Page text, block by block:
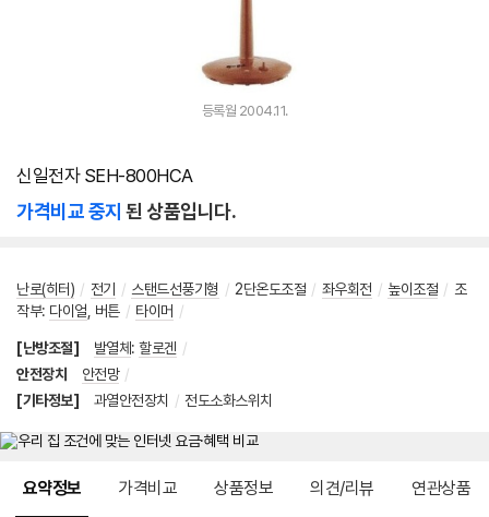
등록월 2004.11.
신일전자 SEH-800HCA
가격비교 중지 된 상품입니다.
난로(히터) / 전기 / 스탠드선풍기형 / 2단온도조절 / 좌우회전 / 높이조절 / 조
작부: 다이얼 버튼 / 타이머 /
[난방조절] 발열체: 할로겐 /
안전장치
안전망 /
[기타정보]
과열안전장치 / 전도소화스위치
요약정보 가격비교 상품정보 의견/리뷰 연관상품